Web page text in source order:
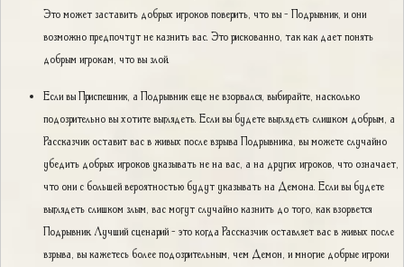
Это может заставить добрых игроков поверить, что вы - Подрывник, и они
возможно предпочтут не казнить вас. Это рискованно, так как дает понять
добрым игрокам, что вы злой.
Если вы Приспешник, а Подрывник еще не взорвался, выбирайте, насколько
подозрительно вы хотите выглядеть. Если вы будете выглядеть слишком добрым, а
Рассказчик оставит вас в живых после взрыва Подрывника, вы можете случайно
убедить добрых игроков указывать не на вас, а на других игроков, что означает,
что они с большей вероятностью будут указывать на Демона. Если вы будете
выглядеть слишком злым, вас могут случайно казнить до того, как взорвется
Подрывник. Лучший сценарий - это когда Рассказчик оставляет вас в живых после
взрыва, вы кажетесь более подозрительным, чем Демон, и многие добрые игроки